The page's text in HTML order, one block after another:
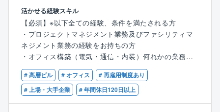
入社後は管理職候補として、基地局工事の品質向上
や、将来の受注拡大を見据えた組織体制の強化,育成を
推進いただきます。また、全国拠点の施工マネジメン
トを通じ、事業成長を牽引いただくことがミッション
です。
【部門概要】
ソフトバンク系列という安定した事業基盤のもと、30
～50名規模の組織マネジメントや事業戦略の立案とい
【主な業務】
・オフィス構築におけるPM業務（電気・電気通信
（主にLAN）・オフィス構築（内装一式）等のＣ工事
区分等）
・営業と連携を行い、提案段階から提案後のプロジ
ェクト推進に伴うプロジェクトマネジメント
・各種オフィス構築に関わる検証、設計、構築、コ
スト・工程管理
・受注案件の現場管理、安全管理及び品質管理（主
にソフトバンク事務所関連）
活かせる経験スキル
【必須】※以下全ての経験、条件を満たされる方
・プロジェクトマネジメント業務及びファシリティマ
ネジメント業務の経験をお持ちの方
・オフィス構築（電気・通信・内装）何れかの業務の
施工管理・経験をお持ちの方
・Word，Excel，Power Pointでの各種ドキュメント作
成が可能な方
・全国出張が可能な方（1日～2週間程度）
# 高層ビル # オフィス
# 再雇用制度あり
# 上場・大手企業
# 年間休日120日以上